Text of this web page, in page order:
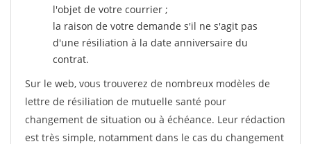
l'objet de votre courrier ;
la raison de votre demande s'il ne s'agit pas
d'une résiliation à la date anniversaire du
contrat.
Sur le web, vous trouverez de nombreux modèles de
lettre de résiliation de mutuelle santé pour
changement de situation ou à échéance. Leur rédaction
est très simple, notamment dans le cas du changement